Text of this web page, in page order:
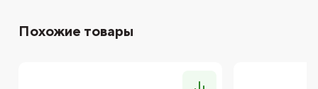
Похожие товары